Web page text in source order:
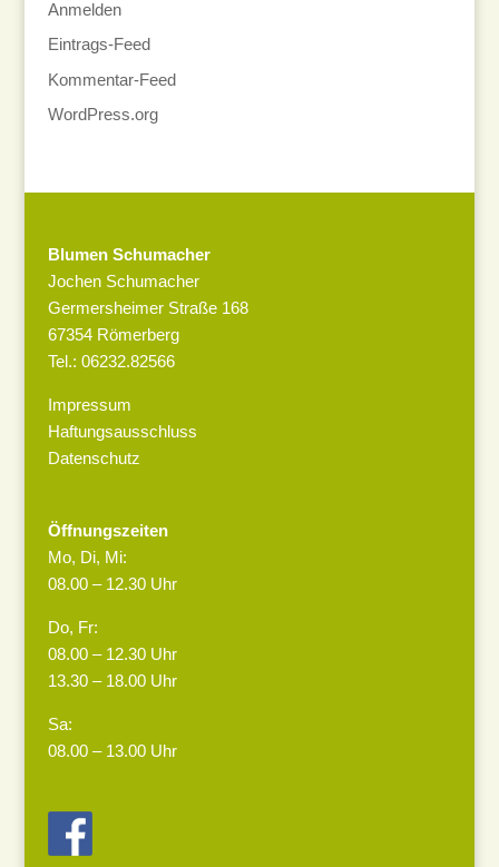
Anmelden
Eintrags-Feed
Kommentar-Feed
WordPress.org
Blumen Schumacher
Jochen Schumacher
Germersheimer Straße 168
67354 Römerberg
Tel.: 06232.82566
Impressum
Haftungsausschluss
Datenschutz
Öffnungszeiten
Mo, Di, Mi:
08.00 – 12.30 Uhr
Do, Fr:
08.00 – 12.30 Uhr
13.30 – 18.00 Uhr
Sa:
08.00 – 13.00 Uhr